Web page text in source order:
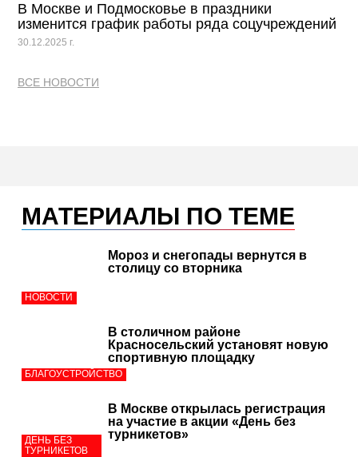
В Москве и Подмосковье в праздники
изменится график работы ряда соцучреждений
30.12.2025 г.
ВСЕ НОВОСТИ
МАТЕРИАЛЫ ПО ТЕМЕ
НОВОСТИ
Мороз и снегопады вернутся в
столицу со вторника
БЛАГОУСТРОЙСТВО
В столичном районе
Красносельский установят новую
спортивную площадку
ДЕНЬ БЕЗ
ТУРНИКЕТОВ
В Москве открылась регистрация
на участие в акции «День без
турникетов»